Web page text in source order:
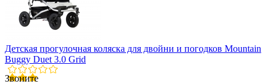
Детская прогулочная коляска для двойни и погодков Mountain
Buggy Duet 3.0 Grid
Звоните